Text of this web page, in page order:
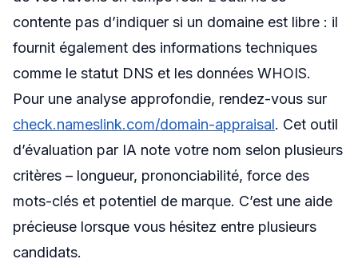
contente pas d’indiquer si un domaine est libre : il
fournit également des informations techniques
comme le statut DNS et les données WHOIS.
Pour une analyse approfondie, rendez-vous sur
check.nameslink.com/domain-appraisal. Cet outil
d’évaluation par IA note votre nom selon plusieurs
critères – longueur, prononciabilité, force des
mots-clés et potentiel de marque. C’est une aide
précieuse lorsque vous hésitez entre plusieurs
candidats.